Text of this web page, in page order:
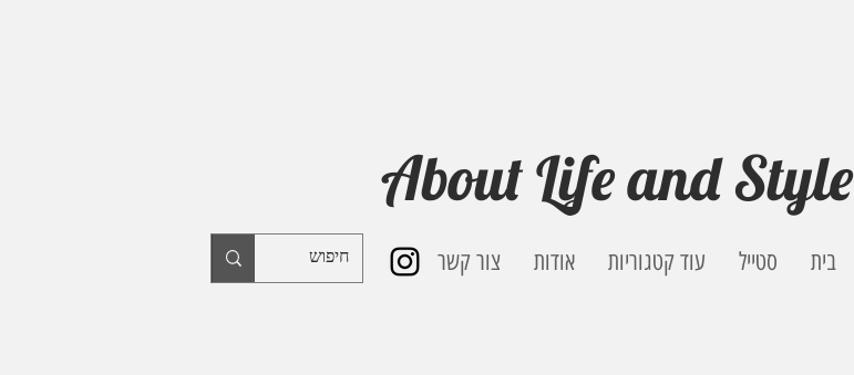
About Life and Style
בית סטייל עוד קטגוריות אודות צור קשר